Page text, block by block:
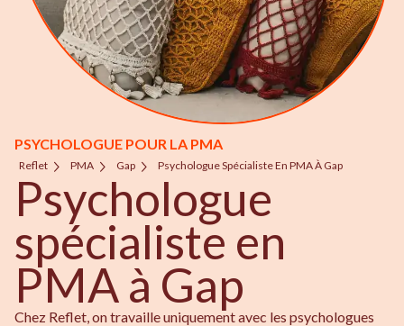
PSYCHOLOGUE POUR LA PMA
Reflet PMA Gap Psychologue Spécialiste En PMA À Gap
Psychologue
spécialiste en
PMA à Gap
Chez Reflet, on travaille uniquement avec les psychologues